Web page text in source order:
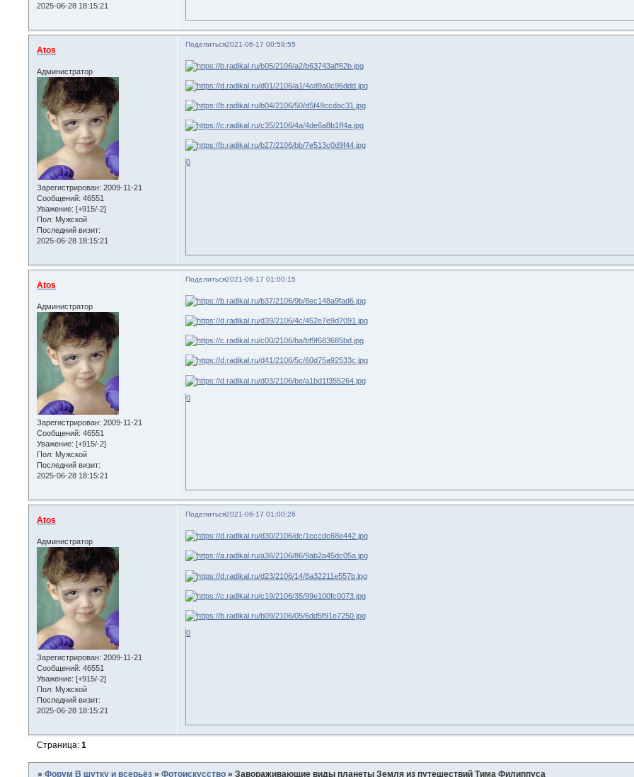
2025-06-28 18:15:21
Поделиться2021-06-17 00:59:55
Atos
Администратор
Зарегистрирован: 2009-11-21
Сообщений: 46551
Уважение: [+915/-2]
Пол: Мужской
Последний визит:
2025-06-28 18:15:21
0
Поделиться2021-06-17 01:00:15
Atos
Администратор
Зарегистрирован: 2009-11-21
Сообщений: 46551
Уважение: [+915/-2]
Пол: Мужской
Последний визит:
2025-06-28 18:15:21
0
Поделиться2021-06-17 01:00:26
Atos
Администратор
Зарегистрирован: 2009-11-21
Сообщений: 46551
Уважение: [+915/-2]
Пол: Мужской
Последний визит:
2025-06-28 18:15:21
0
Страница:1
»Форум В шутку и всерьёз »Фотоискусство »Завораживающие виды планеты Земля из путешествий Тима Филиппуса